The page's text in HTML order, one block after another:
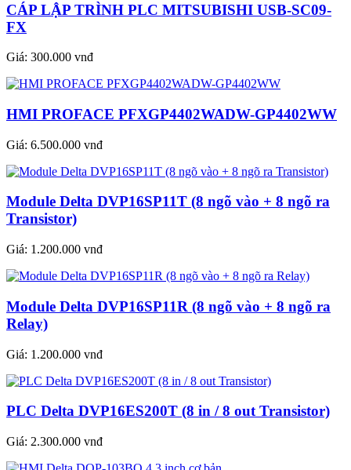
CÁP LẬP TRÌNH PLC MITSUBISHI USB-SC09-
FX
Giá: 300.000 vnđ
HMI PROFACE PFXGP4402WADW-GP4402WW
Giá: 6.500.000 vnđ
Module Delta DVP16SP11T (8 ngõ vào + 8 ngõ ra
Transistor)
Giá: 1.200.000 vnđ
Module Delta DVP16SP11R (8 ngõ vào + 8 ngõ ra
Relay)
Giá: 1.200.000 vnđ
PLC Delta DVP16ES200T (8 in / 8 out Transistor)
Giá: 2.300.000 vnđ